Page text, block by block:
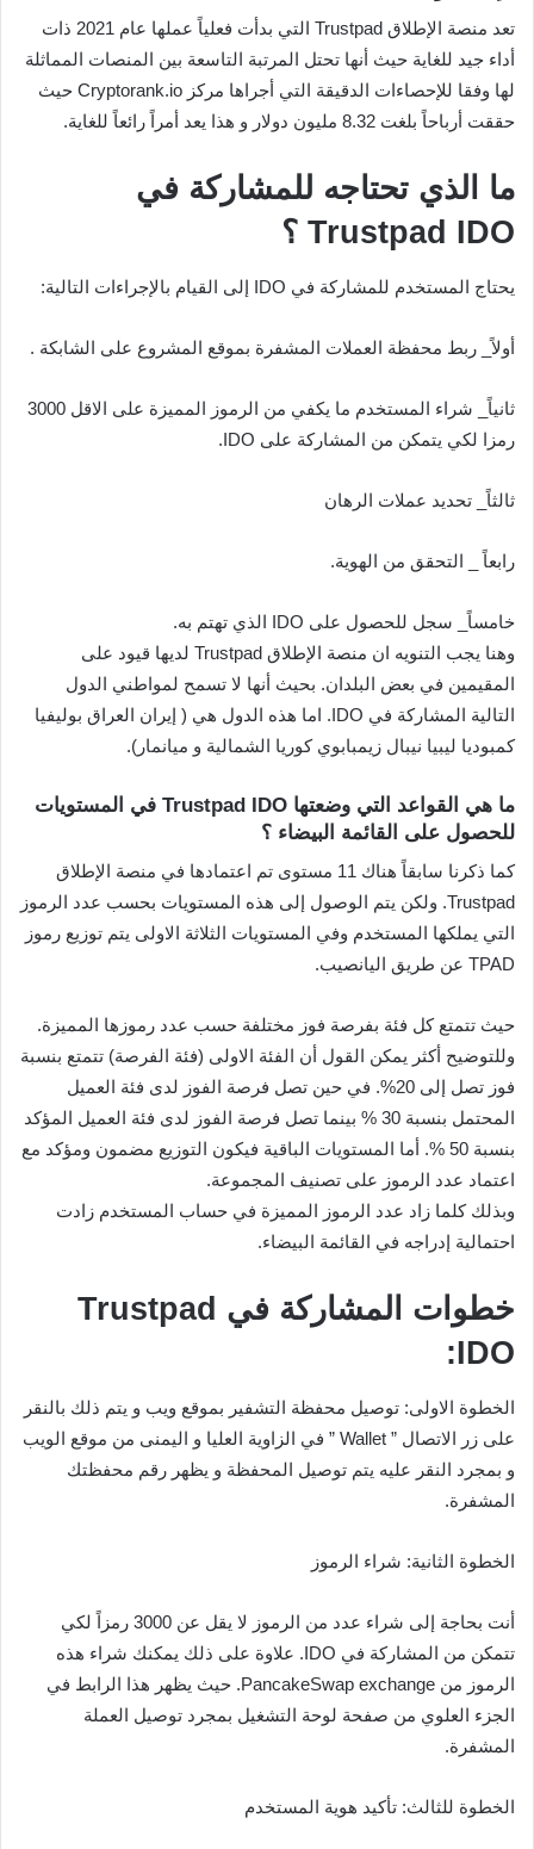
تعد منصة الإطلاق Trustpad التي بدأت فعلياً عملها عام 2021 ذات
أداء جيد للغاية حيث أنها تحتل المرتبة التاسعة بين المنصات المماثلة
لها وفقا للإحصاءات الدقيقة التي أجراها مركز Cryptorank.io حيث
حققت أرباحاً بلغت 8.32 مليون دولار و هذا يعد أمراً رائعاً للغاية.
ما الذي تحتاجه للمشاركة في
Trustpad IDO ؟
يحتاج المستخدم للمشاركة في IDO إلى القيام بالإجراءات التالية:
أولاً_ ربط محفظة العملات المشفرة بموقع المشروع على الشابكة .
ثانياً_ شراء المستخدم ما يكفي من الرموز المميزة على الاقل 3000
رمزا لكي يتمكن من المشاركة على IDO.
ثالثاً_ تحديد عملات الرهان
رابعاً _ التحقق من الهوية.
خامساً_ سجل للحصول على IDO الذي تهتم به.
وهنا يجب التنويه ان منصة الإطلاق Trustpad لديها قيود على
المقيمين في بعض البلدان. بحيث أنها لا تسمح لمواطني الدول
التالية المشاركة في IDO. اما هذه الدول هي ( إيران العراق بوليفيا
كمبوديا ليبيا نيبال زيمبابوي كوريا الشمالية و ميانمار).
ما هي القواعد التي وضعتها Trustpad IDO في المستويات
للحصول على القائمة البيضاء ؟
كما ذكرنا سابقاً هناك 11 مستوى تم اعتمادها في منصة الإطلاق
Trustpad. ولكن يتم الوصول إلى هذه المستويات بحسب عدد الرموز
التي يملكها المستخدم وفي المستويات الثلاثة الاولى يتم توزيع رموز
TPAD عن طريق اليانصيب.
حيث تتمتع كل فئة بفرصة فوز مختلفة حسب عدد رموزها المميزة.
وللتوضيح أكثر يمكن القول أن الفئة الاولى (فئة الفرصة) تتمتع بنسبة
فوز تصل إلى 20%. في حين تصل فرصة الفوز لدى فئة العميل
المحتمل بنسبة 30 % بينما تصل فرصة الفوز لدى فئة العميل المؤكد
بنسبة 50 %. أما المستويات الباقية فيكون التوزيع مضمون ومؤكد مع
اعتماد عدد الرموز على تصنيف المجموعة.
وبذلك كلما زاد عدد الرموز المميزة في حساب المستخدم زادت
احتمالية إدراجه في القائمة البيضاء.
خطوات المشاركة في Trustpad
IDO:
الخطوة الاولى: توصيل محفظة التشفير بموقع ويب و يتم ذلك بالنقر
على زر الاتصال ” Wallet ” في الزاوية العليا و اليمنى من موقع الويب
و بمجرد النقر عليه يتم توصيل المحفظة و يظهر رقم محفظتك
المشفرة.
الخطوة الثانية: شراء الرموز
أنت بحاجة إلى شراء عدد من الرموز لا يقل عن 3000 رمزاً لكي
تتمكن من المشاركة في IDO. علاوة على ذلك يمكنك شراء هذه
الرموز من PancakeSwap exchange. حيث يظهر هذا الرابط في
الجزء العلوي من صفحة لوحة التشغيل بمجرد توصيل العملة
المشفرة.
الخطوة للثالث: تأكيد هوية المستخدم